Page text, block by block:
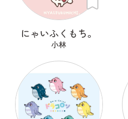
にゃいふくもち。
小林